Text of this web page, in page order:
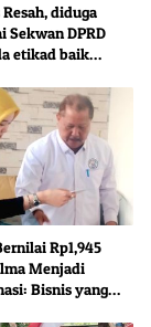
diduga
Sekwan DPRD
etikad baik
Rp1,945
Menjadi
Bisnis yang